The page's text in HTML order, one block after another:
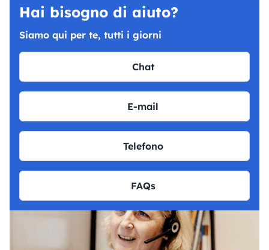
Hai bisogno di aiuto?
Siamo qui per te, tutti i giorni
Chat
E-mail
Telefono
FAQs